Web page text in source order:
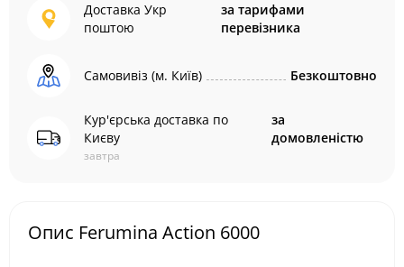
Доставка Укр
поштою
за тарифами
перевізника
Самовивіз (м. Київ) Безкоштовно
Кур'єрська доставка по
Києву
завтра
за
домовленістю
Опис Ferumina Action 6000